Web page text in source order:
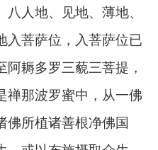
人地、见地、薄地、
入菩萨位，入菩萨位已
耨多罗三藐三菩提，
禅那波罗蜜中，从一佛
佛所植诸善根净佛国